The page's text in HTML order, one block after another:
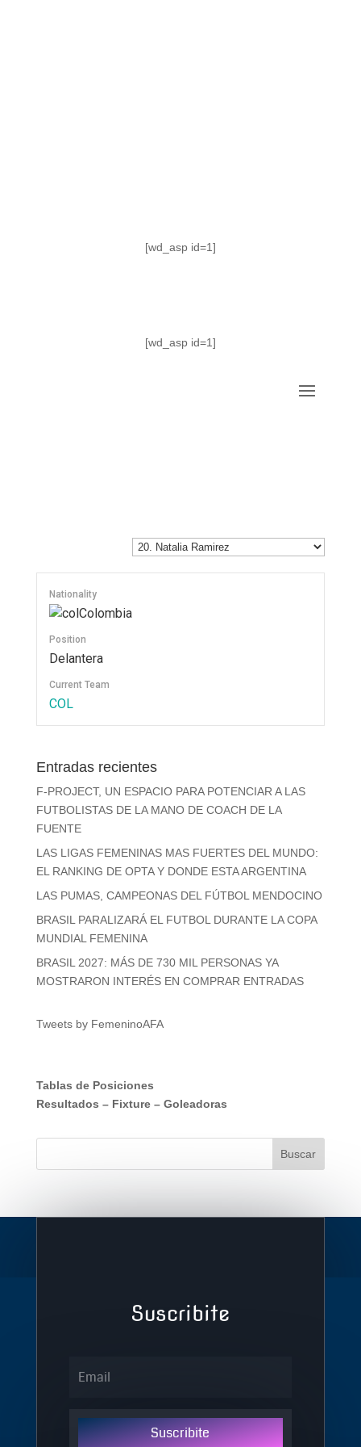
[wd_asp id=1]
[wd_asp id=1]
Nationality
Colombia
Position
Delantera
Current Team
COL
Entradas recientes
F-PROJECT, UN ESPACIO PARA POTENCIAR A LAS
FUTBOLISTAS DE LA MANO DE COACH DE LA
FUENTE
LAS LIGAS FEMENINAS MAS FUERTES DEL MUNDO:
EL RANKING DE OPTA Y DONDE ESTA ARGENTINA
LAS PUMAS, CAMPEONAS DEL FÚTBOL MENDOCINO
BRASIL PARALIZARÁ EL FUTBOL DURANTE LA COPA
MUNDIAL FEMENINA
BRASIL 2027: MÁS DE 730 MIL PERSONAS YA
MOSTRARON INTERÉS EN COMPRAR ENTRADAS
Tweets by FemeninoAFA
Tablas de Posiciones
Resultados – Fixture– Goleadoras
Suscribite
Suscribite